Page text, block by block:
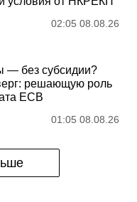
02:05 08.08.26
— без субсидии?
решающую роль
ЕСВ
01:05 08.08.26